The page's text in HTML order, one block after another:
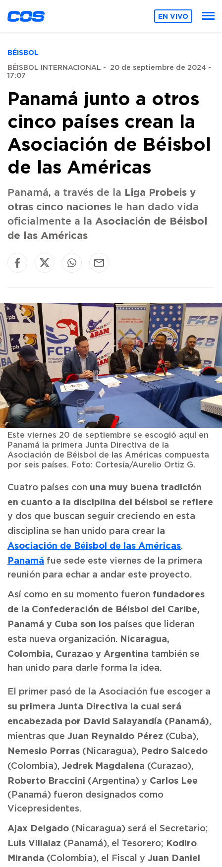
EN VIVO
BÉISBOL
BÉISBOL INTERNACIONAL - 20 de septiembre de 2024 -
17:07
Panamá junto a otros
cinco países crean la
Asociación de Béisbol
de las Américas
Panamá, a través de la Liga Probeis y
otras cinco naciones
le han dado vida
oficialmente a la Asociación de Béisbol
de las Américas
Este viernes 20 de septiembre se escogió aquí en
Panamá la primera Junta Directiva de la
Asociación de Béisbol de las Américas compuesta
por seis países. Foto: Cortesía/Aurelio Ortiz G.
Cuatro países con una muy buena tradición
en cuanto a la disciplina del béisbol se refiere
y dos que buscan seguir creciendo en esta
disciplina se han unido para crear la
Asociación de Béisbol de las Américas.
Panamá fue sede este viernes de la primera
reunión para echar a andar este proyecto.
Así como en su momento fueron fundadores
de la Confederación de Béisbol del Caribe,
Panamá y Cuba son los países que lideran
esta nueva organización. Nicaragua,
Colombia, Curazao y Argentina también se
han unido para darle forma la idea.
El primer pasó de la Asociación fue escoger a
su primera Junta Directiva la cual será
encabezada por David Salayandía (Panamá),
mientras que Juan Reynaldo Pérez (Cuba),
Nemesio Porras (Nicaragua), Pedro Salcedo
(Colombia), Jedrek Magdalena (Curazao),
Roberto Braccini (Argentina) y Carlos Lee
(Panamá) fueron designados como
Vicepresidentes.
Ajax Delgado (Nicaragua) será el Secretario;
Luis Villalaz (Panamá), el Tesorero; Kodiro
Miranda (Colombia), el Fiscal y Juan Daniel